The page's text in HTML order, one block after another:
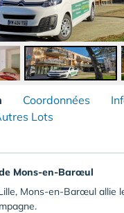
Coordonnées
Lots
Mons-en-Barœul
Mons-en-Barœul allie